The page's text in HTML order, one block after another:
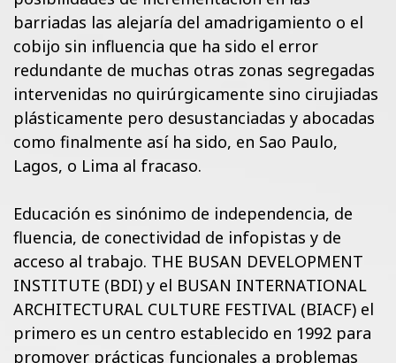
barriadas las alejaría del amadrigamiento o el
cobijo sin influencia que ha sido el error
redundante de muchas otras zonas segregadas
intervenidas no quirúrgicamente sino cirujiadas
plásticamente pero desustanciadas y abocadas
como finalmente así ha sido, en Sao Paulo,
Lagos, o Lima al fracaso.
Educación es sinónimo de independencia, de
fluencia, de conectividad de infopistas y de
acceso al trabajo. THE BUSAN DEVELOPMENT
INSTITUTE (BDI) y el BUSAN INTERNATIONAL
ARCHITECTURAL CULTURE FESTIVAL (BIACF) el
primero es un centro establecido en 1992 para
promover prácticas funcionales a problemas